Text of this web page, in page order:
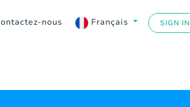
nous Français SIGN IN